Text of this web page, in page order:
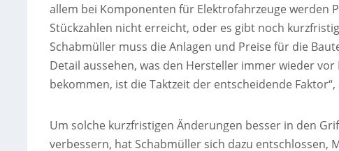
allem bei Komponenten für Elektrofahrzeuge werden
Stückzahlen nicht erreicht, oder es gibt noch
Schabmüller muss die Anlagen und Preise für die
Detail aussehen, was den Hersteller immer wieder
bekommen, ist die Taktzeit der entscheidende
Um solche kurzfristigen Änderungen besser in den
verbessern, hat Schabmüller sich dazu entschlossen,